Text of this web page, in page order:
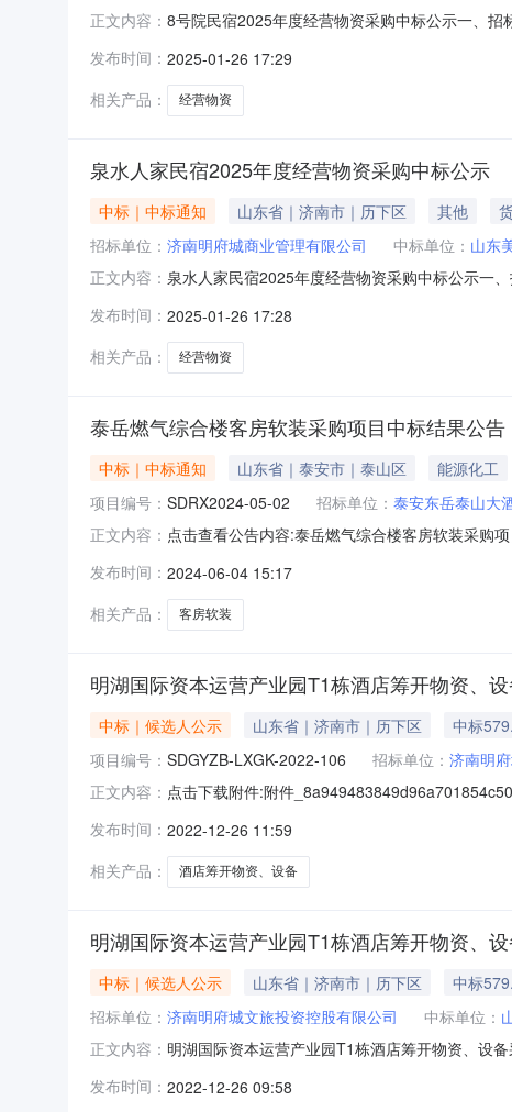
正文内容： 8号院民宿2025年度经营物资采购中标公示一、
位：山东美高美供应链管理有限公司中标金额：
发布时间： 2025-01-26 17:29
相关产品：
经营物资
泉水人家民宿2025年度经营物资采购中标公示
中标｜中标通知 山东省｜济南市｜历下区 其他
招标单位： 济南明府城商业管理有限公司 中标单位： 山东
正文内容： 泉水人家民宿2025年度经营物资采购中标公示一
中标单位：山东美高美供应链管理有限公司中标
发布时间： 2025-01-26 17:28
相关产品：
经营物资
泰岳燃气综合楼客房软装采购项目中标结果公告
中标｜中标通知 山东省｜泰安市｜泰山区 能源化工
项目编号： SDRX2024-05-02 招标单位： 泰安东岳泰山大
正文内容： 点击查看公告内容:泰岳燃气综合楼客房软装采购
见招标文件。2、评审专家名单：贾代国、武卫东
最终得分
发布时间： 2024-06-04 15:17
相关产品：
客房软装
明湖国际资本运营产业园T1栋酒店筹开物资、
中标｜候选人公示 山东省｜济南市｜历下区
中标
项目编号： SDGYZB-LXGK-2022-106 招标单位： 济南明
正文内容： 点击下载附件:附件
限公司中标价格：579.795万元二、其他：明湖国
发布时间： 2022-12-26 11:59
相关产品：
酒店筹开物资、设备
明湖国际资本运营产业园T1栋酒店筹开物资、
中标｜候选人公示 山东省｜济南市｜历下区
中标
招标单位： 济南明府城文旅投资控股有限公司 中标单位：
正文内容： 明湖国际资本运营产业园T1栋酒店筹开物资、设
装四、开标日期：2022年12月23日五、公示日期
发布时间： 2022-12-26 09:58